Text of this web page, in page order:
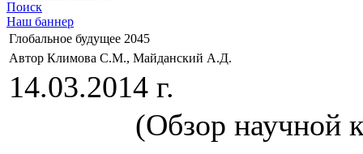
Поиск
Наш баннер
Глобальное будущее 2045
Автор Климова С.М., Майданский А.Д.
14.03.2014 г.
(Обзор научной